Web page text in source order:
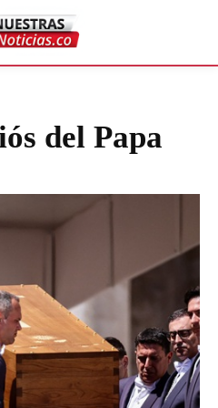
del Papa